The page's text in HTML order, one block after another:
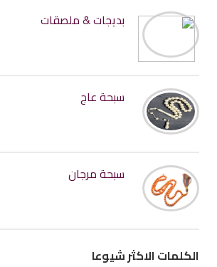
بديجات & ملصقات
سبحة عاج
سبحة مرجان
الكلمات الاكثر شيوعا